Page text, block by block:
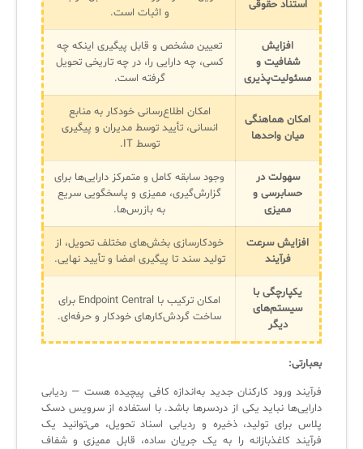
استناد حقوقی
و اثبات است.
افزایش
شفافیت و
مسئولیت‌پذیری
تعیین مشخص و قابل پیگیری اینکه چه
کسی، چه دارایی را، در چه تاریخی تحویل
گرفته است.
امکان هماهنگی
میان واحدها
امکان اطلاع‌رسانی خودکار به منابع
انسانی، تأیید توسط مدیران و پیگیری
توسط IT.
سهولت در
حسابرسی و
ممیزی
وجود سابقه کامل و متمرکز دارایی‌ها برای
گزارش‌گیری، ممیزی و پاسخگویی سریع
به بازرس‌ها.
افزایش سرعت
فرآیند
خودکارسازی بخش‌های مختلف تحویل، از
تولید سند تا پیگیری امضا و تأیید نهایی.
یکپارچگی با
سیستم‌های
دیگر
امکان ترکیب با Endpoint Central برای
ساخت گردش‌کارهای خودکار و حرفه‌ای.
بعبارتی:
فرآیند ورود کارکنان جدید به‌اندازه کافی پیچیده هست — ردیابی
دارایی‌ها نباید یکی از دردسرها باشد. با استفاده از سرویس دسک
پلاس برای تولید، ذخیره و ردیابی اسناد تحویل، می‌توانید یک
فرآیند کاغذبازانه را به یک جریان ساده، قابل ممیزی و شفاف